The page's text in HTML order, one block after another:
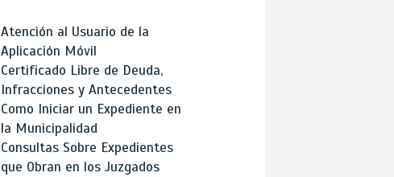
Atención al Usuario de la
Aplicación Móvil
Certificado Libre de Deuda,
Infracciones y Antecedentes
Como Iniciar un Expediente en
la Municipalidad
Consultas Sobre Expedientes
que Obran en los Juzgados